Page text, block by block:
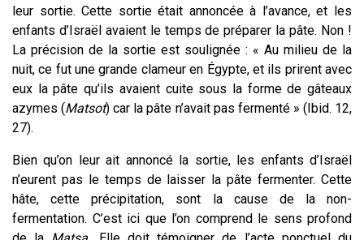
leur sortie. Cette sortie était annoncée à l’avance, et les
enfants d’Israël avaient le temps de préparer la pâte. Non !
La précision de la sortie est soulignée : « Au milieu de la
nuit, ce fut une grande clameur en Égypte, et ils prirent avec
eux la pâte qu’ils avaient cuite sous la forme de gâteaux
azymes (Matsot) car la pâte n’avait pas fermenté » (Ibid. 12,
27).
Bien qu’on leur ait annoncé la sortie, les enfants d’Israël
n’eurent pas le temps de laisser la pâte fermenter. Cette
hâte, cette précipitation, sont la cause de la non-
fermentation. C’est ici que l’on comprend le sens profond